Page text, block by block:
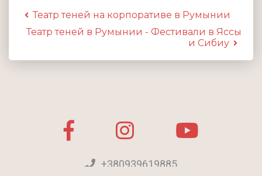
Театр теней на корпоративе в Румынии
Театр теней в Румынии - Фестивали в Яссы
и Сибиу
+380939619885